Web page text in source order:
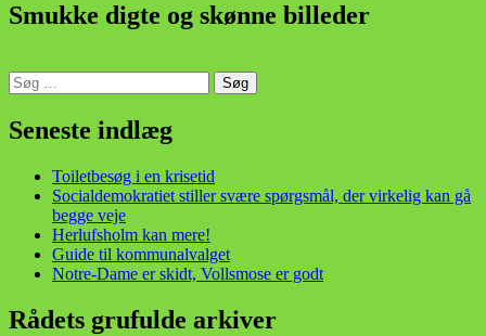
Smukke digte og skønne billeder
Søg
efter:
Seneste indlæg
Toiletbesøg i en krisetid
Socialdemokratiet stiller svære spørgsmål, der virkelig kan gå
begge veje
Herlufsholm kan mere!
Guide til kommunalvalget
Notre-Dame er skidt, Vollsmose er godt
Rådets grufulde arkiver